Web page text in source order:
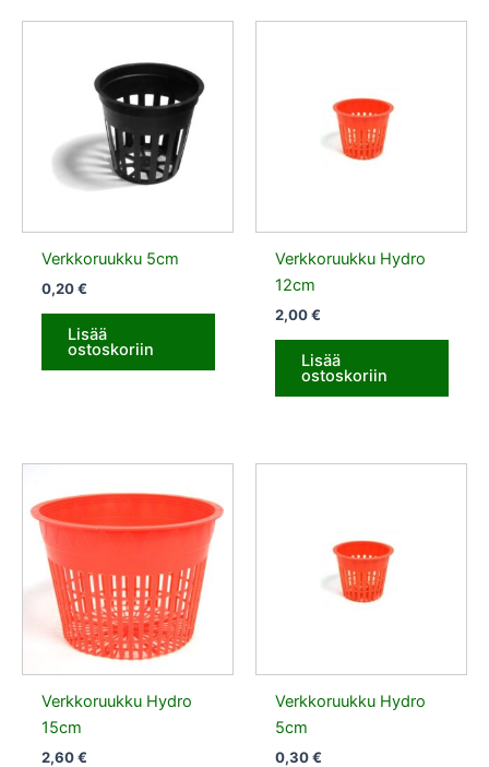
Verkkoruukku 5cm
0,20€
Lisää
ostoskoriin
Verkkoruukku Hydro
12cm
2,00€
Lisää
ostoskoriin
Verkkoruukku Hydro
15cm
2,60€
Verkkoruukku Hydro
5cm
0,30€